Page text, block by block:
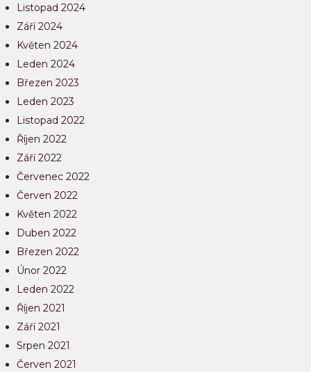
Listopad 2024
Září 2024
Květen 2024
Leden 2024
Březen 2023
Leden 2023
Listopad 2022
Říjen 2022
Září 2022
Červenec 2022
Červen 2022
Květen 2022
Duben 2022
Březen 2022
Únor 2022
Leden 2022
Říjen 2021
Září 2021
Srpen 2021
Červen 2021